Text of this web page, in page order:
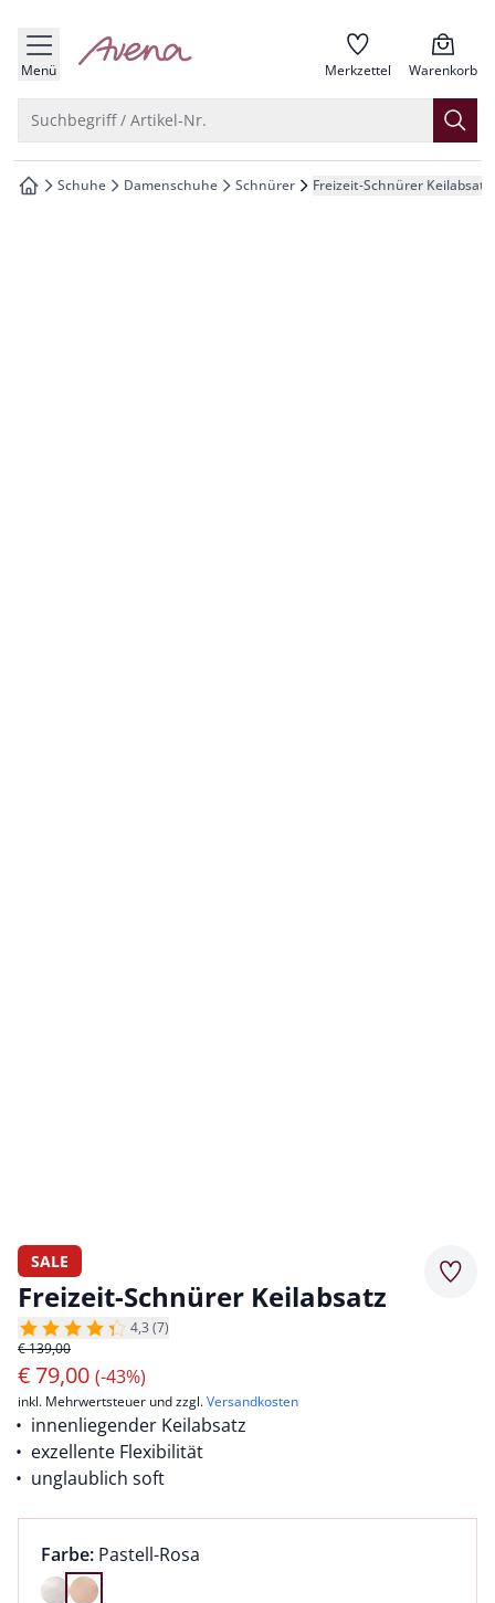
springen
springen
springen
springen
Menü zur Startseite Merkzettel Warenkorb
Suchbegriff / Artikel-Nr.
zur Startseite
Schuhe Damenschuhe Schnürer Freizeit-Schnürer Keilabsatz
SALE
Freizeit-Schnürer Keilabsatz
4,3 (7)
€ 139,00
€ 79,00 (-43%)
inkl. Mehrwertsteuer und zzgl.Versandkosten
innenliegender Keilabsatz
exzellente Flexibilität
unglaublich soft
Farbauswahl:
Farbe: aktuell ausgewählt:
Pastell-Rosa
Farbe Pastell-Rosa ausgewählt